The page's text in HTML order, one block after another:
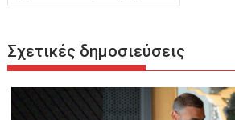
Σχετικές δημοσιεύσεις